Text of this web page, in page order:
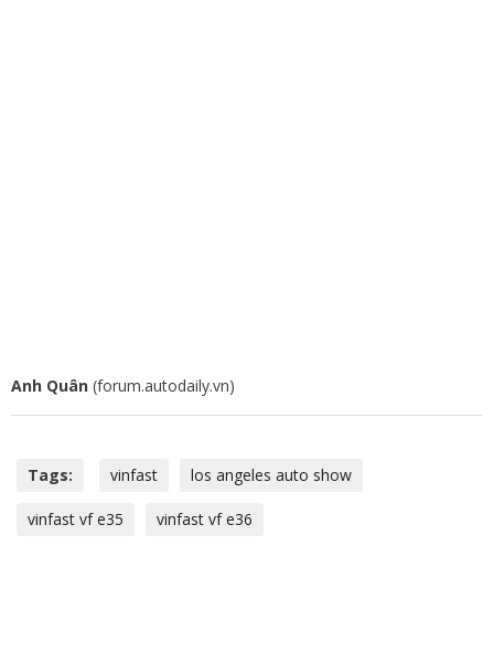
Anh Quân (forum.autodaily.vn)
Tags: vinfast los angeles auto show
vinfast vf e35 vinfast vf e36